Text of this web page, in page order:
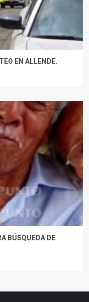
EN ALLENDE.
BÚSQUEDA DE